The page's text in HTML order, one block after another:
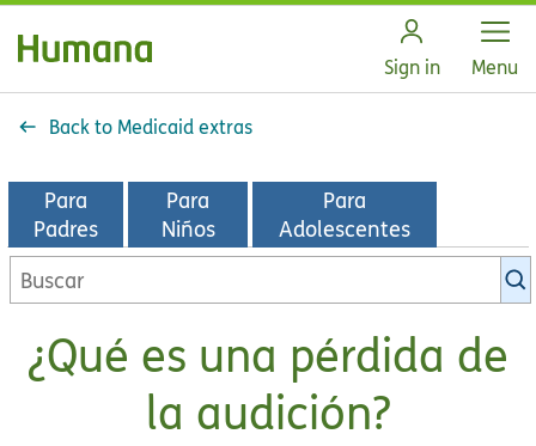
Sign in Open
Menu
Back to Medicaid extras
Para
Padres
Para
Niños
Para
Adolescentes
Buscar
en
biblioteca
de¿Qué es una pérdida de
la audición?